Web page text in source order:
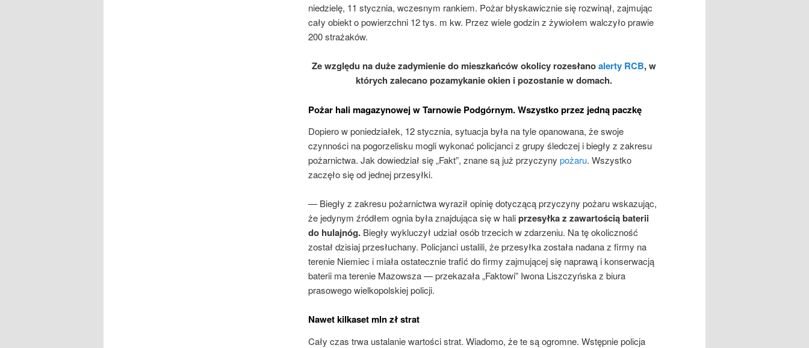
niedzielę, 11 stycznia, wczesnym rankiem. Pożar błyskawicznie się rozwinął, zajmując
cały obiekt o powierzchni 12 tys. m kw. Przez wiele godzin z żywiołem walczyło prawie
200 strażaków.
Ze względu na duże zadymienie do mieszkańców okolicy rozesłanoalerty RCB, w
których zalecano pozamykanie okien i pozostanie w domach.
Pożar hali magazynowej w Tarnowie Podgórnym. Wszystko przez jedną paczkę
Dopiero w poniedziałek, 12 stycznia, sytuacja była na tyle opanowana, że swoje
czynności na pogorzelisku mogli wykonać policjanci z grupy śledczej i biegły z zakresu
pożarnictwa. Jak dowiedział się „Fakt”, znane są już przyczyny pożaru. Wszystko
zaczęło się od jednej przesyłki.
— Biegły z zakresu pożarnictwa wyraził opinię dotyczącą przyczyny pożaru wskazując,
że jedynym źródłem ognia była znajdująca się w haliprzesyłka z zawartością baterii
do hulajnóg. Biegły wykluczył udział osób trzecich w zdarzeniu. Na tę okoliczność
został dzisiaj przesłuchany. Policjanci ustalili, że przesyłka została nadana z firmy na
terenie Niemiec i miała ostatecznie trafić do firmy zajmującej się naprawą i konserwacją
baterii ma terenie Mazowsza — przekazała „Faktowi” Iwona Liszczyńska z biura
prasowego wielkopolskiej policji.
Nawet kilkaset mln zł strat
Cały czas trwa ustalanie wartości strat. Wiadomo, że te są ogromne. Wstępnie policja